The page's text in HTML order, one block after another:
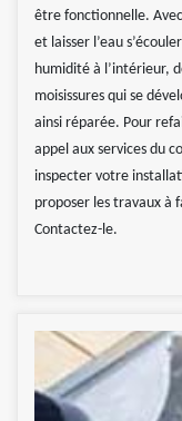
être fonctionnelle.
et laisser l’eau
humidité à l’intérieur,
moisissures qui se
ainsi réparée. Pour
appel aux services du
inspecter votre
proposer les travaux à
Contactez-le.